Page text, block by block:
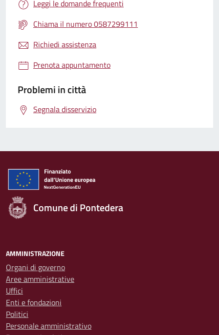
Leggi le domande frequenti
Chiama il numero 0587299111
Richiedi assistenza
Prenota appuntamento
Problemi in città
Segnala disservizio
Comune di Pontedera
AMMINISTRAZIONE
Organi di governo
Aree amministrative
Uffici
Enti e fondazioni
Politici
Personale amministrativo